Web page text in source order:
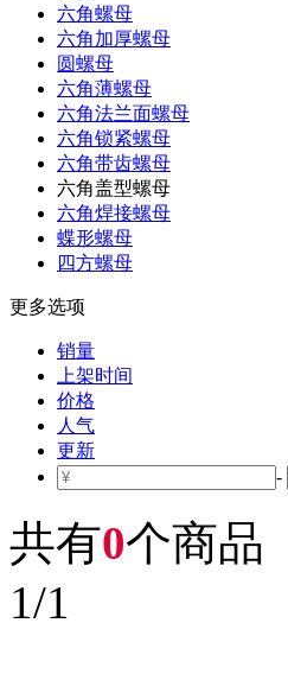
六角螺母
六角加厚螺母
圆螺母
六角薄螺母
六角法兰面螺母
六角锁紧螺母
六角带齿螺母
六角盖型螺母
六角焊接螺母
蝶形螺母
四方螺母
更多选项
销量
上架时间
价格
人气
更新
-
共有0个商品
1/1